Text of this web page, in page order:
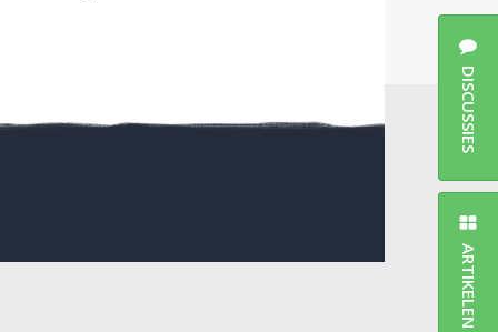
DISCUSSIES
ARTIKELEN